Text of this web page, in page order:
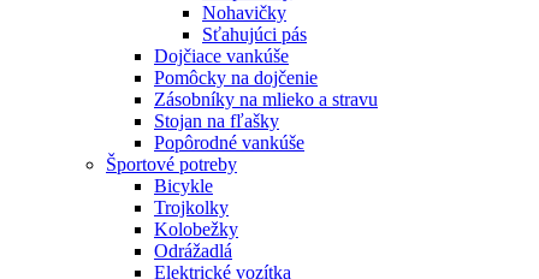
Nohavičky
Sťahujúci pás
Dojčiace vankúše
Pomôcky na dojčenie
Zásobníky na mlieko a stravu
Stojan na fľašky
Popôrodné vankúše
Športové potreby
Bicykle
Trojkolky
Kolobežky
Odrážadlá
Elektrické vozítka